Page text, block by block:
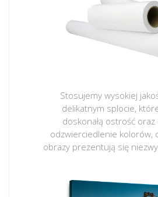
Stosujemy wysokiej
delikatnym splocie,
doskonałą ostrość
odzwierciedlenie kolorów,
obrazy prezentują się